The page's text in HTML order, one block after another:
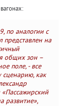
по аналогии с
представлен на
общих зон –
поле, - все
сценарию, как
развитие»,